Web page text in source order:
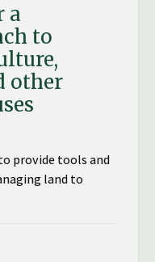
a
to
other
provide tools and
land to